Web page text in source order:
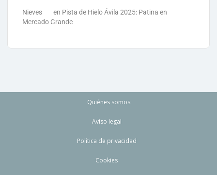
Nieves en Pista de Hielo Ávila 2025: Patina en
Mercado Grande
Quiénes somos
Aviso legal
Política de privacidad
Cookies